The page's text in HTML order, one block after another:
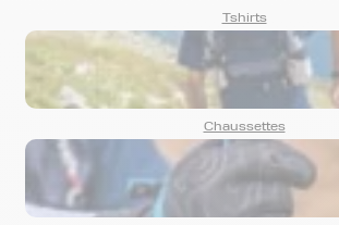
Tshirts
Chaussettes